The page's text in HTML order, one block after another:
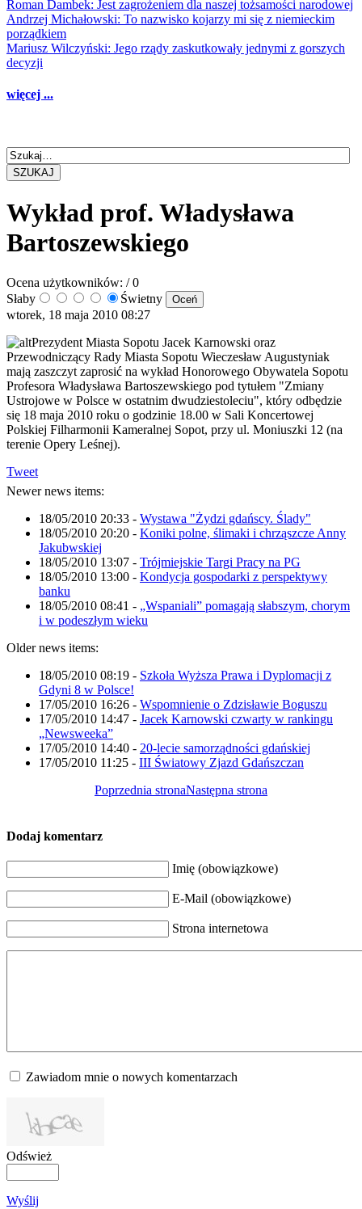
Roman Dambek: Jest zagrożeniem dla naszej tożsamości narodowej
Andrzej Michałowski: To nazwisko kojarzy mi się z niemieckim
porządkiem
Mariusz Wilczyński: Jego rządy zaskutkowały jednymi z gorszych
decyzji
więcej ...
SZUKAJ
Wykład prof. Władysława
Bartoszewskiego
Ocena użytkowników: / 0
Słaby
Świetny
wtorek, 18 maja 2010 08:27
Prezydent Miasta Sopotu Jacek Karnowski oraz
Przewodniczący Rady Miasta Sopotu Wieczesław Augustyniak
mają zaszczyt zaprosić na wykład Honorowego Obywatela Sopotu
Profesora Władysława Bartoszewskiego pod tytułem "Zmiany
Ustrojowe w Polsce w ostatnim dwudziestoleciu", który odbędzie
się 18 maja 2010 roku o godzinie 18.00 w Sali Koncertowej
Polskiej Filharmonii Kameralnej Sopot, przy ul. Moniuszki 12 (na
terenie Opery Leśnej).
Tweet
Newer news items:
18/05/2010 20:33 - Wystawa "Żydzi gdańscy. Ślady"
18/05/2010 20:20 - Koniki polne, ślimaki i chrząszcze Anny
Jakubwskiej
18/05/2010 13:07 - Trójmiejskie Targi Pracy na PG
18/05/2010 13:00 - Kondycja gospodarki z perspektywy
banku
18/05/2010 08:41 - „Wspaniali” pomagają słabszym, chorym
i w podeszłym wieku
Older news items:
18/05/2010 08:19 - Szkoła Wyższa Prawa i Dyplomacji z
Gdyni 8 w Polsce!
17/05/2010 16:26 - Wspomnienie o Zdzisławie Boguszu
17/05/2010 14:47 - Jacek Karnowski czwarty w rankingu
„Newsweeka”
17/05/2010 14:40 - 20-lecie samorządności gdańskiej
17/05/2010 11:25 - III Światowy Zjazd Gdańszczan
Poprzednia stronaNastępna strona
Dodaj komentarz
Imię (obowiązkowe)
E-Mail (obowiązkowe)
Strona internetowa
Zawiadom mnie o nowych komentarzach
Odśwież
Wyślij